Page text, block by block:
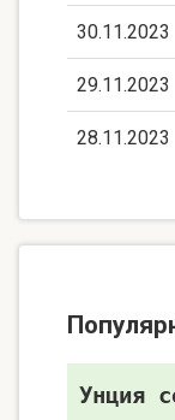
30.11.2023
29.11.2023
28.11.2023
Унция